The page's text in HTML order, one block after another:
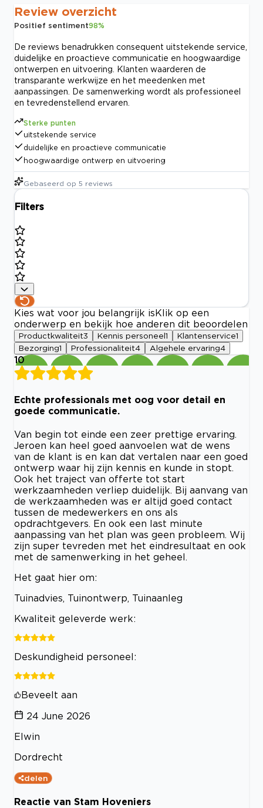
Review overzicht
Positief sentiment98%
De reviews benadrukken consequent uitstekende service,
duidelijke en proactieve communicatie en hoogwaardige
ontwerpen en uitvoering. Klanten waarderen de
transparante werkwijze en het meedenken met
aanpassingen. De samenwerking wordt als professioneel
en tevredenstellend ervaren.
Sterke punten
uitstekende service
duidelijke en proactieve communicatie
hoogwaardige ontwerp en uitvoering
Gebaseerd op 5 reviews
Filters
Kies wat voor jou belangrijk is Klik op een
onderwerp en bekijk hoe anderen dit beoordelen
Productkwaliteit3 Kennis personeel 1 Klantenservice1
Bezorging1 Professionaliteit4 Algehele ervaring4
10
Echte professionals met oog voor detail en
goede communicatie.
Van begin tot einde een zeer prettige ervaring.
Jeroen kan heel goed aanvoelen wat de wens
van de klant is en kan dat vertalen naar een goed
ontwerp waar hij zijn kennis en kunde in stopt.
Ook het traject van offerte tot start
werkzaamheden verliep duidelijk. Bij aanvang van
de werkzaamheden was er altijd goed contact
tussen de medewerkers en ons als
opdrachtgevers. En ook een last minute
aanpassing van het plan was geen probleem. Wij
zijn super tevreden met het eindresultaat en ook
met de samenwerking in het geheel.
Het gaat hier om:
Tuinadvies, Tuinontwerp, Tuinaanleg
Kwaliteit geleverde werk:
Deskundigheid personeel:
Beveelt aan
24 June 2026
Elwin
Dordrecht
delen
Reactie van Stam Hoveniers